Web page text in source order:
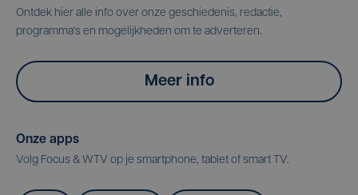
Ontdek hier alle info over onze geschiedenis, redactie,
programma's en mogelijkheden om te adverteren.
Meer info
Onze apps
Volg Focus & WTV op je smartphone, tablet of smart TV.